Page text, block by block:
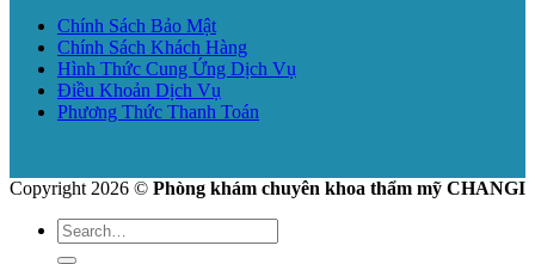
Chính Sách Bảo Mật
Chính Sách Khách Hàng
Hình Thức Cung Ứng Dịch Vụ
Điều Khoản Dịch Vụ
Phương Thức Thanh Toán
Copyright 2026 © Phòng khám chuyên khoa thẩm mỹ CHANGI